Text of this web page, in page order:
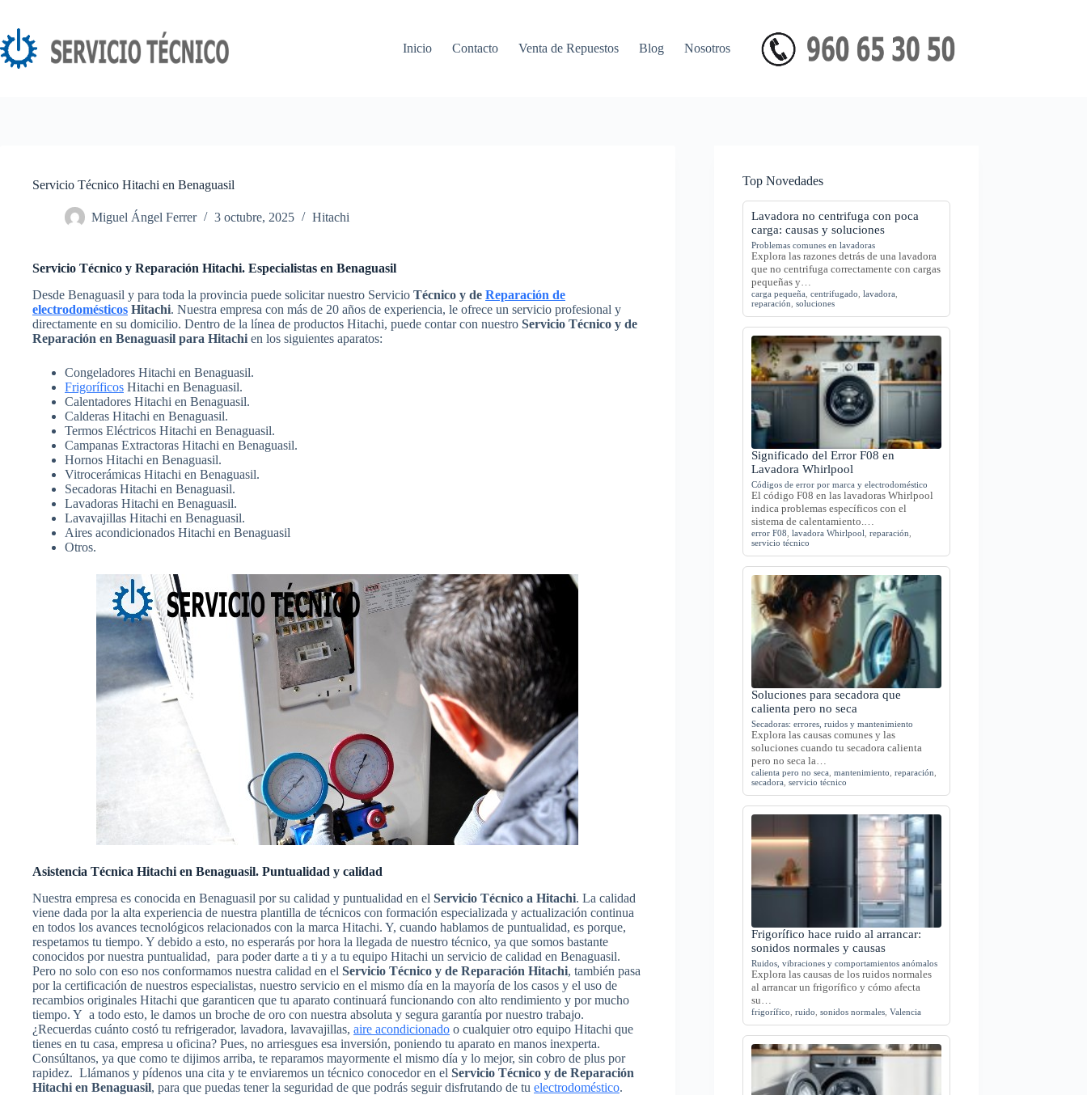
contenido
Inicio
Contacto Venta de Repuestos Blog Nosotros
Servicio Técnico Hitachi en Benaguasil
Miguel Ángel Ferrer 3 octubre, 2025 Hitachi
Servicio Técnico y Reparación Hitachi. Especialistas en Benaguasil
Desde Benaguasil y para toda la provincia puede solicitar nuestro Servicio Técnico y de Reparación de
electrodomésticos Hitachi. Nuestra empresa con más de 20 años de experiencia, le ofrece un servicio profesional y
directamente en su domicilio. Dentro de la línea de productos Hitachi, puede contar con nuestro Servicio Técnico y de
Reparación en Benaguasil para Hitachi en los siguientes aparatos:
Congeladores Hitachi en Benaguasil.
Frigoríficos Hitachi en Benaguasil.
Calentadores Hitachi en Benaguasil.
Calderas Hitachi en Benaguasil.
Termos Eléctricos Hitachi en Benaguasil.
Campanas Extractoras Hitachi en Benaguasil.
Hornos Hitachi en Benaguasil.
Vitrocerámicas Hitachi en Benaguasil.
Secadoras Hitachi en Benaguasil.
Lavadoras Hitachi en Benaguasil.
Lavavajillas Hitachi en Benaguasil.
Aires acondicionados Hitachi en Benaguasil
Otros.
Asistencia Técnica Hitachi en Benaguasil. Puntualidad y calidad
Nuestra empresa es conocida en Benaguasil por su calidad y puntualidad en el Servicio Técnico a Hitachi. La calidad
viene dada por la alta experiencia de nuestra plantilla de técnicos con formación especializada y actualización continua
en todos los avances tecnológicos relacionados con la marca Hitachi. Y, cuando hablamos de puntualidad, es porque,
respetamos tu tiempo. Y debido a esto, no esperarás por hora la llegada de nuestro técnico, ya que somos bastante
conocidos por nuestra puntualidad, para poder darte a ti y a tu equipo Hitachi un servicio de calidad en Benaguasil.
Pero no solo con eso nos conformamos nuestra calidad en el Servicio Técnico y de Reparación Hitachi, también pasa
por la certificación de nuestros especialistas, nuestro servicio en el mismo día en la mayoría de los casos y el uso de
recambios originales Hitachi que garanticen que tu aparato continuará funcionando con alto rendimiento y por mucho
tiempo. Y a todo esto, le damos un broche de oro con nuestra absoluta y segura garantía por nuestro trabajo.
¿Recuerdas cuánto costó tu refrigerador, lavadora, lavavajillas, aire acondicionado o cualquier otro equipo Hitachi que
tienes en tu casa, empresa u oficina? Pues, no arriesgues esa inversión, poniendo tu aparato en manos inexperta.
Consúltanos, ya que como te dijimos arriba, te reparamos mayormente el mismo día y lo mejor, sin cobro de plus por
rapidez. Llámanos y pídenos una cita y te enviaremos un técnico conocedor en el Servicio Técnico y de Reparación
Hitachi en Benaguasil, para que puedas tener la seguridad de que podrás seguir disfrutando de tu electrodoméstico.
Top Novedades
Lavadora no centrifuga con poca
carga: causas y soluciones
Problemas comunes en lavadoras
Explora las razones detrás de una lavadora
que no centrifuga correctamente con cargas
pequeñas y…
carga pequeña ,centrifugado ,lavadora
reparación ,soluciones
Significado del Error F08 en
Lavadora Whirlpool
Códigos de error por marca y electrodoméstico
El código F08 en las lavadoras Whirlpool
indica problemas específicos con el
sistema de calentamiento.…
error F08 ,lavadora Whirlpool ,reparación
servicio técnico
Soluciones para secadora que
calienta pero no seca
Secadoras: errores, ruidos y mantenimiento
Explora las causas comunes y las
soluciones cuando tu secadora calienta
pero no seca la…
calienta pero no seca ,mantenimiento ,reparación
secadora ,servicio técnico
Frigorífico hace ruido al arrancar:
sonidos normales y causas
Ruidos, vibraciones y comportamientos anómalos
Explora las causas de los ruidos normales
al arrancar un frigorífico y cómo afecta
su…
frigorífico ,ruido ,sonidos normales ,Valencia